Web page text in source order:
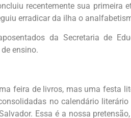
recentemente sua primeira
erradicar da ilha o
da Secretaria de
ensino.
feira de livros, mas uma festa
no calendário
Essa é a nossa